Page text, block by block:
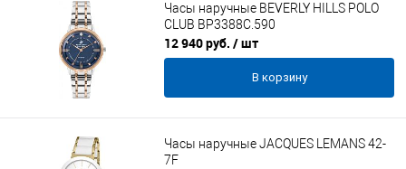
Часы наручные BEVERLY HILLS POLO
CLUB BP3388C.590
12 940 руб. / шт
В корзину
Часы наручные JACQUES LEMANS 42-
7F